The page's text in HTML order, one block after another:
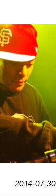
2014-07-30